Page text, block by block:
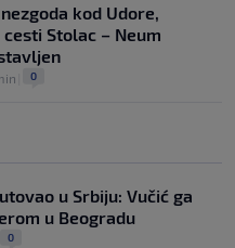
kod Udore,
Stolac – Neum
0
u Srbiju: Vučić ga
u Beogradu
0